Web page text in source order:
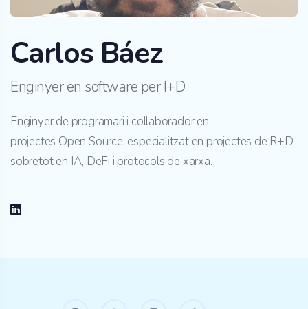
Carlos Báez
Enginyer en software per I+D
Enginyer de programari i col·laborador en
projectes Open Source, especialitzat en projectes de R+D,
sobretot en IA, DeFi i protocols de xarxa.